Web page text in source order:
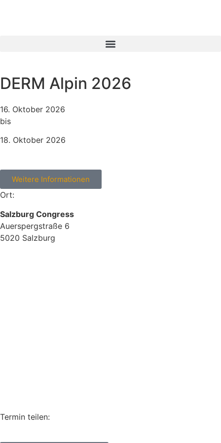
DERM Alpin 2026
16. Oktober 2026
bis
18. Oktober 2026
Weitere Informationen
Ort:
Salzburg Congress
Auerspergstraße 6
5020 Salzburg
Termin teilen: